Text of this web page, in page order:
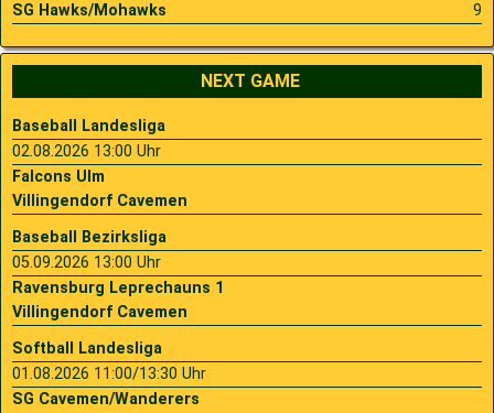
SG Hawks/Mohawks
9
NEXT GAME
Baseball Landesliga
02.08.2026 13:00 Uhr
Falcons Ulm
Villingendorf Cavemen
Baseball Bezirksliga
05.09.2026 13:00 Uhr
Ravensburg Leprechauns 1
Villingendorf Cavemen
Softball Landesliga
01.08.2026 11:00/13:30 Uhr
SG Cavemen/Wanderers